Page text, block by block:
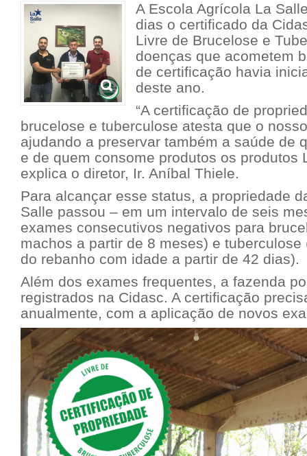
A Escola Agrícola La
dias o certificado da
Livre de Brucelose e
doenças que acometem
de certificação havia
deste ano.
“A certificação de
brucelose e tuberculose atesta que o
ajudando a preservar também a saúde de
e de quem consome produtos os produtos
explica o diretor, Ir. Aníbal Thiele.
Para alcançar esse status, a propriedade
Salle passou – em um intervalo de seis
exames consecutivos negativos para
machos a partir de 8 meses) e
do rebanho com idade a partir de 42 dias).
Além dos exames frequentes, a fazenda
registrados na Cidasc. A certificação
anualmente, com a aplicação de novos